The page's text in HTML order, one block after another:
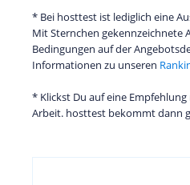
* Bei hosttest ist lediglich eine
Mit Sternchen gekennzeichnete
Bedingungen auf der
Informationen zu unseren
* Klickst Du auf eine
Arbeit. hosttest bekommt dann